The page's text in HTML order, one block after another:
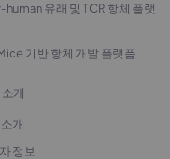
human 유래 및 TCR 항체 플랫
기반 항체 개발 플랫폼
개
개
정보